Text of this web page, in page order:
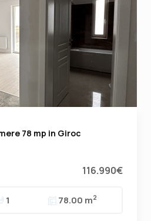
78 mp in Giroc
116.990€
1 78.00 m2